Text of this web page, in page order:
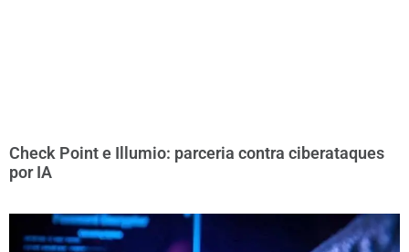
Check Point e Illumio: parceria contra ciberataques
por IA